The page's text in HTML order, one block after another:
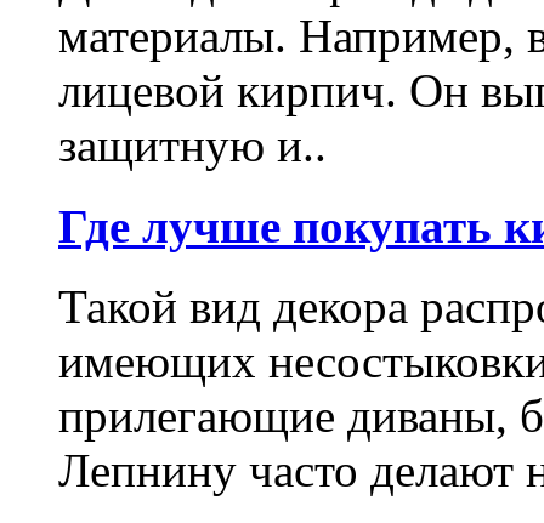
материалы. Например,
лицевой кирпич. Он
защитную и..
Где лучше покупать
Такой вид декора
имеющих
прилегающие диваны,
Лепнину часто делают